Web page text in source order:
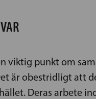
viktig punkt om
är obestridligt att
Deras arbete